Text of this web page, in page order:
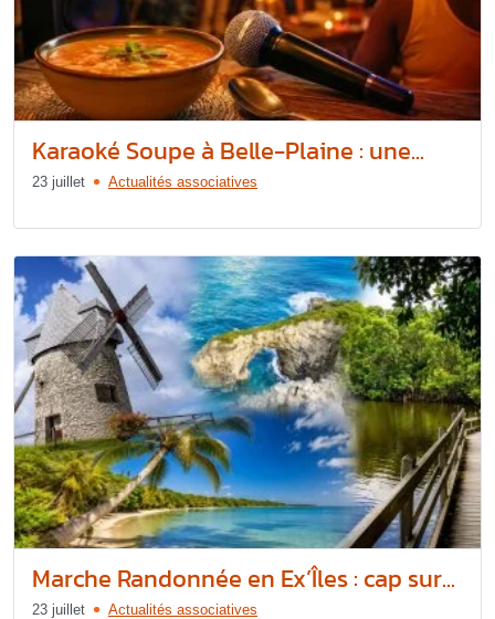
Karaoké Soupe à Belle-Plaine : une...
23 juillet Actualités associatives
Marche Randonnée en Ex’Îles : cap sur...
23 juillet Actualités associatives